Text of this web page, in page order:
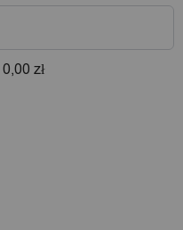
0,00 zł